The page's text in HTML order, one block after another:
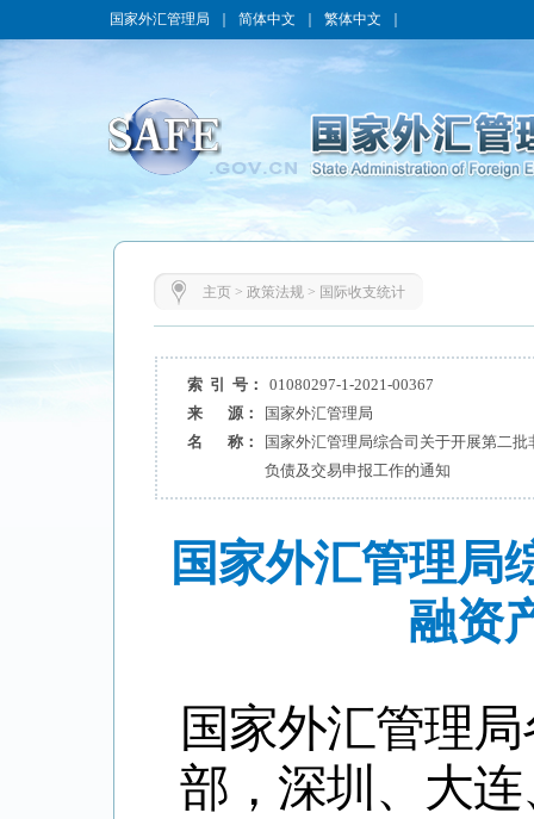
国家外汇管理局 简体中文 繁体中文
主页> 政策法规> 国际收支统计
索 引 号：
01080297-1-2021-00367
来 源：
国家外汇管理局
名 称：
国家外汇管理局综合司关于开展第二
负债及交易申报工作的通知
国家外汇管理局
融资
国家外汇管理
部，深圳、大